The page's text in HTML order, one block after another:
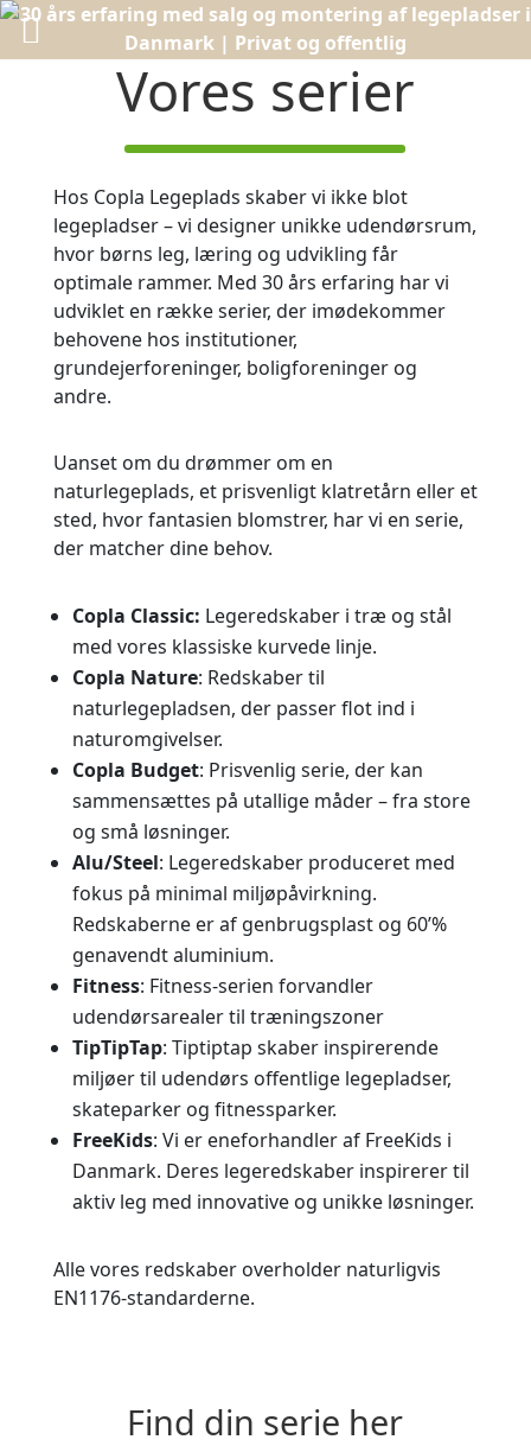
Vores serier
Hos Copla Legeplads skaber vi ikke blot
legepladser – vi designer unikke udendørsrum,
hvor børns leg, læring og udvikling får
optimale rammer. Med 30 års erfaring har vi
udviklet en række serier, der imødekommer
behovene hos institutioner,
grundejerforeninger, boligforeninger og
andre.
Uanset om du drømmer om en
naturlegeplads, et prisvenligt klatretårn eller et
sted, hvor fantasien blomstrer, har vi en serie,
der matcher dine behov.
Copla Classic: Legeredskaber i træ og stål
med vores klassiske kurvede linje.
Copla Nature: Redskaber til
naturlegepladsen, der passer flot ind i
naturomgivelser.
Copla Budget: Prisvenlig serie, der kan
sammensættes på utallige måder – fra store
og små løsninger.
Alu/Steel: Legeredskaber produceret med
fokus på minimal miljøpåvirkning.
Redskaberne er af genbrugsplast og 60’%
genavendt aluminium.
Fitness: Fitness-serien forvandler
udendørsarealer til træningszoner
TipTipTap: Tiptiptap skaber inspirerende
miljøer til udendørs offentlige legepladser,
skateparker og fitnessparker.
FreeKids: Vi er eneforhandler af FreeKids i
Danmark. Deres legeredskaber inspirerer til
aktiv leg med innovative og unikke løsninger.
Alle vores redskaber overholder naturligvis
EN1176-standarderne.
Find din serie her